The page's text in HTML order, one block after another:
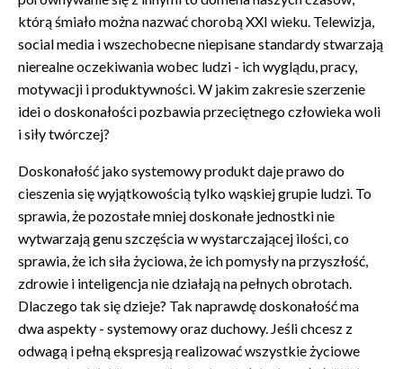
którą śmiało można nazwać chorobą XXI wieku. Telewizja,
social media i wszechobecne niepisane standardy stwarzają
nierealne oczekiwania wobec ludzi - ich wyglądu, pracy,
motywacji i produktywności. W jakim zakresie szerzenie
idei o doskonałości pozbawia przeciętnego człowieka woli
i siły twórczej?
Doskonałość jako systemowy produkt daje prawo do
cieszenia się wyjątkowością tylko wąskiej grupie ludzi. To
sprawia, że pozostałe mniej doskonałe jednostki nie
wytwarzają genu szczęścia w wystarczającej ilości, co
sprawia, że ich siła życiowa, że ich pomysły na przyszłość,
zdrowie i inteligencja nie działają na pełnych obrotach.
Dlaczego tak się dzieje? Tak naprawdę doskonałość ma
dwa aspekty - systemowy oraz duchowy. Jeśli chcesz z
odwagą i pełną ekspresją realizować wszystkie życiowe